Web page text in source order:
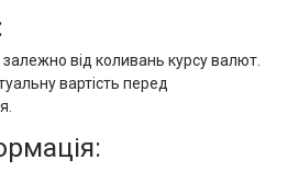
від коливань курсу валют.
вартість перед